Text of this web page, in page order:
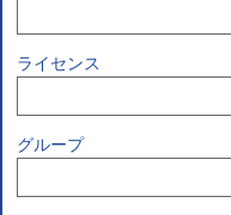
ライセンス
グループ